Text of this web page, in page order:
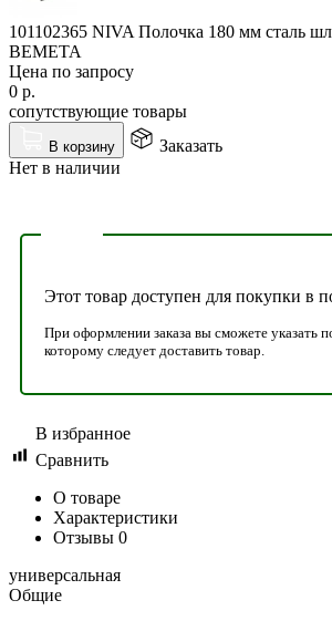
101102365 NIVA Полочка 180 мм сталь
BEMETA
Цена по запросу
0 р.
сопутствующие товары
В корзину
Заказать
Нет в наличии
Этот товар доступен для покупки в
При оформлении заказа вы сможете указать
которому следует доставить товар.
В избранное
Сравнить
О товаре
Характеристики
Отзывы 0
универсальная
Общие